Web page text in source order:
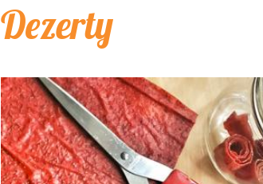
Dezerty